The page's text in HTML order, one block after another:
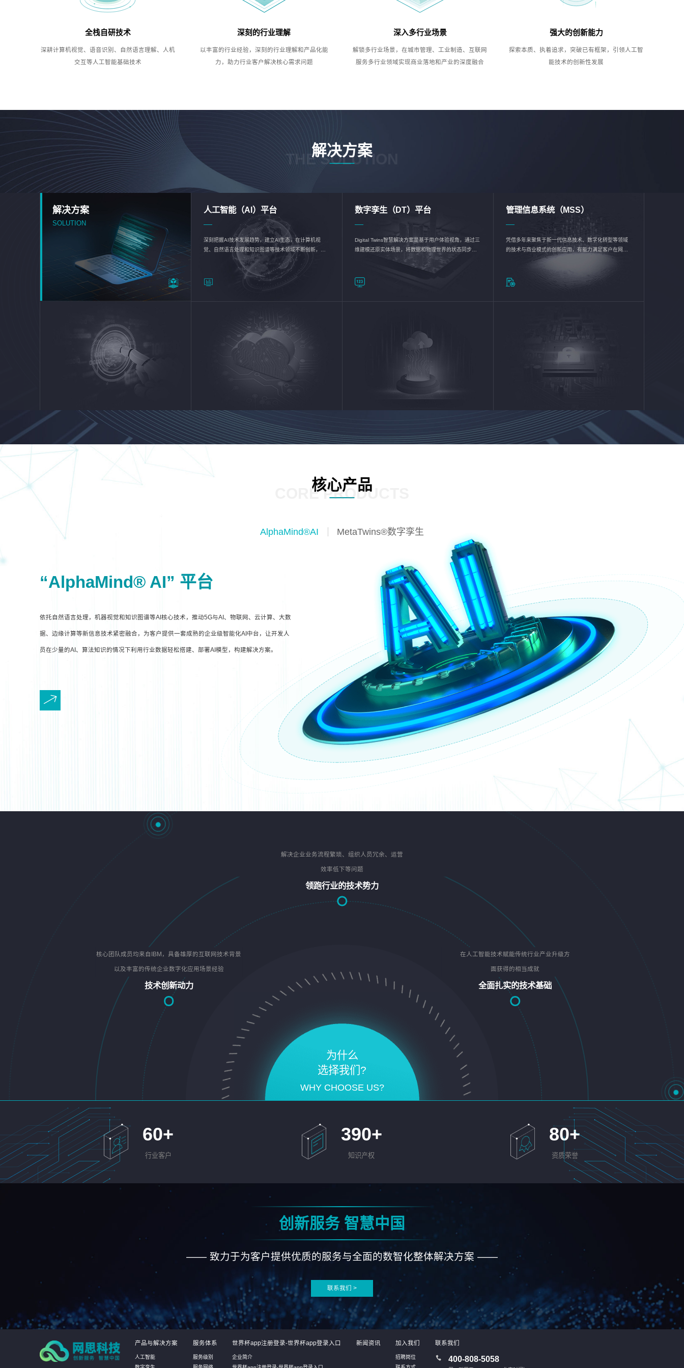
全栈自研技术
深耕计算机视觉、语音识别、自然语言理解、人机
交互等人工智能基础技术
深刻的行业理解
以丰富的行业经验，深刻的行业理解和产品化能
力，助力行业客户解决核心需求问题
深入多行业场景
解锁多行业场景，在城市管理、工业制造、互联网
服务多行业领域实现商业落地和产业的深度融合
强大的创新能力
探索本质、执着追求，突破已有框架，引领人工智
能技术的创新性发展
解决方案
THE SOLUTION
解决方案
SOLUTION
人工智能（AI）平台
深刻把握AI技术发展趋势，建立AI生态，在计算机视
觉、自然语言处理和知识图谱等技术领域不断创新，持
续优化企业数智化转型加速器—AlphaMind®AI能力开放
数字孪生（DT）平台
Digital Twins智慧解决方案是基于用户体验视角，通过三
维建模还原实体场景，将数据和物理世界的状态同步呈
现，使用户对关键数据有更直观的感受，推动各行业完
成智能化转型，实现新旧动能的转换
管理信息系统（MSS）
凭借多年来聚焦于新一代信息技术、数字化转型等领域
的技术与商业模式的创新应用，有能力满足客户在网络
优化、运营维护和信息安全防护等方面的需求，为客户
核心产品
CORE PRODUCTS
AlphaMind®AI MetaTwins®数字孪生
“AlphaMind® AI” 平台
依托自然语言处理，机器视觉和知识图谱等AI核心技术，推动5G与AI、物联网、云计算、大数
据、边缘计算等新信息技术紧密融合，为客户提供一套成熟的企业级智能化AI中台，让开发人
员在少量的AI、算法知识的情况下利用行业数据轻松搭建、部署AI模型，构建解决方案。
为什么
选择我们?
WHY CHOOSE US?
核心团队成员均来自IBM，具备雄厚的互联网技术背景
以及丰富的传统企业数字化应用场景经验
技术创新动力
解决企业业务流程繁琐、组织人员冗余、运营
效率低下等问题
领跑行业的技术势力
在人工智能技术赋能传统行业产业升级方
面获得的相当成就
全面扎实的技术基础
60+
行业客户
390+
知识产权
80+
资质荣誉
创新服务 智慧中国
—— 致力于为客户提供优质的服务与全面的数智化整体解决方案 ——
联系我们 >
产品与解决方案
人工智能
服务体系
服务级别
世界杯app注册登录-世界杯app登录入口
企业简介
新闻资讯 加入我们
招聘岗位
联系我们
400-808-5058